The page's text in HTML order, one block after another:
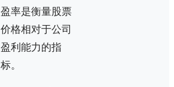
盈率是衡量股票
价格相对于公司
盈利能力的指
标。